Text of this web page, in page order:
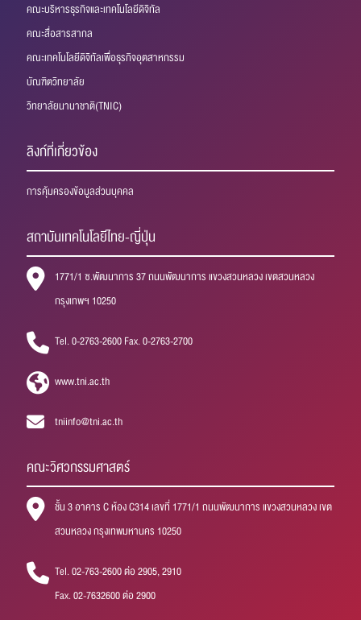
คณะบริหารธุรกิจและเทคโนโลยีดิจิทัล
คณะสื่อสารสากล
คณะเทคโนโลยีดิจิทัลเพื่อธุรกิจอุตสาหกรรม
บัณฑิตวิทยาลัย
วิทยาลัยนานาชาติ(TNIC)
ลิงก์ที่เกี่ยวข้อง
การคุ้มครองข้อมูลส่วนบุคคล
สถาบันเทคโนโลยีไทย-ญี่ปุ่น
1771/1 ซ.พัฒนาการ 37 ถนนพัฒนาการ แขวงสวนหลวง เขตสวนหลวง
กรุงเทพฯ 10250
Tel. 0-2763-2600 Fax. 0-2763-2700
www.tni.ac.th
tniinfo@tni.ac.th
คณะวิศวกรรมศาสตร์
ชั้น 3 อาคาร C ห้อง C314 เลขที่ 1771/1 ถนนพัฒนาการ แขวงสวนหลวง เขต
สวนหลวง กรุงเทพมหานคร 10250
Tel. 02-763-2600 ต่อ 2905, 2910
Fax. 02-7632600 ต่อ 2900